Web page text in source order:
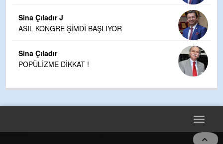
Sina Çıladır J
ASIL KONGRE ŞİMDİ BAŞLIYOR
Sina Çıladır
POPÜLİZME DİKKAT !
Toggle